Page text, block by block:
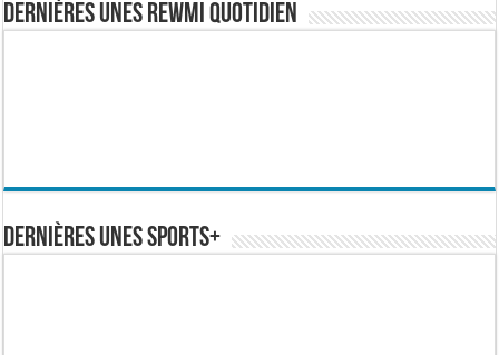
Dernières Unes Rewmi Quotidien
Dernières Unes Sports+